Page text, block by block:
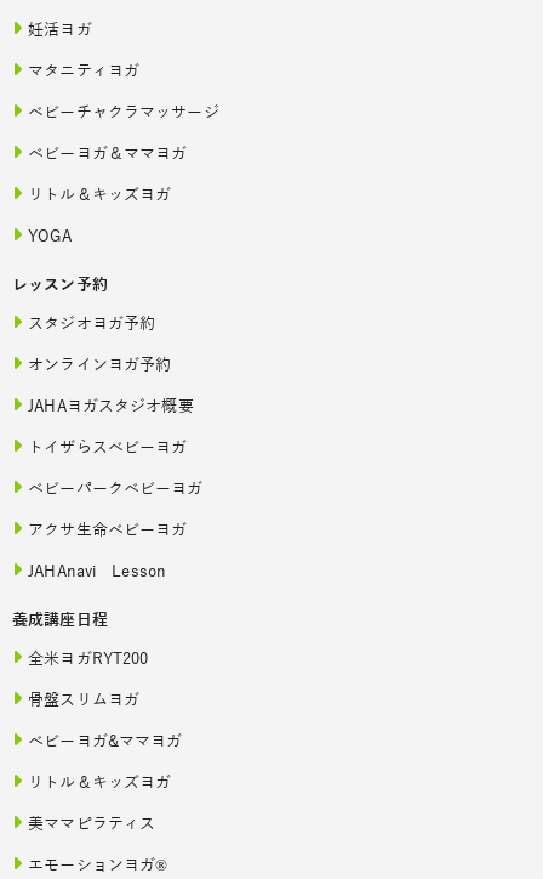
妊活ヨガ
マタニティヨガ
ベビーチャクラマッサージ
ベビーヨガ＆ママヨガ
リトル＆キッズヨガ
YOGA
レッスン予約
スタジオヨガ予約
オンラインヨガ予約
JAHAヨガスタジオ概要
トイザらスベビーヨガ
ベビーパークベビーヨガ
アクサ生命ベビーヨガ
JAHAnavi Lesson
養成講座日程
全米ヨガRYT200
骨盤スリムヨガ
ベビーヨガ&ママヨガ
リトル＆キッズヨガ
美ママピラティス
エモーションヨガ®